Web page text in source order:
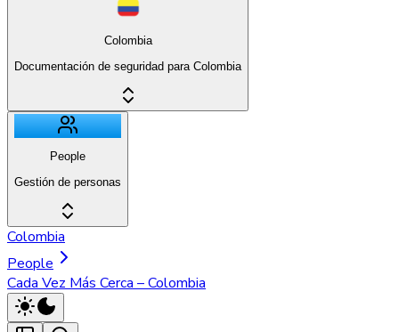
Colombia
Documentación de seguridad para Colombia
People
Gestión de personas
Colombia
People
Cada Vez Más Cerca – Colombia